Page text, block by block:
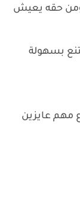
حقه يعيش
بسهولة
مهم عايزين